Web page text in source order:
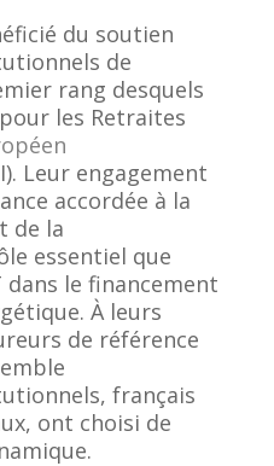
du soutien
de
rang desquels
les Retraites
Leur engagement
accordée à la
de la
essentiel que
dans le financement
À leurs
de référence
français
ont choisi de